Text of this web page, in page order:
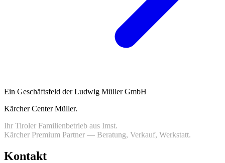
Ein Geschäftsfeld der Ludwig Müller GmbH
Kärcher Center Müller.
Ihr Tiroler Familienbetrieb aus Imst.
Kärcher Premium Partner — Beratung, Verkauf, Werkstatt.
Kontakt